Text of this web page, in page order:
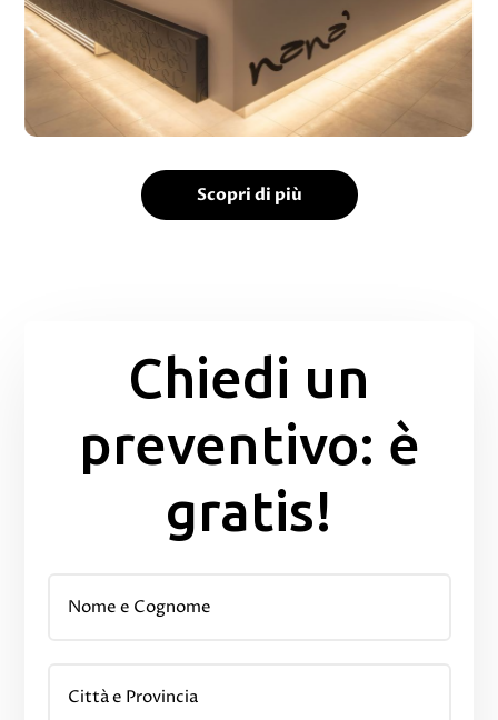
Scopri di più
Chiedi un
preventivo: è
gratis!